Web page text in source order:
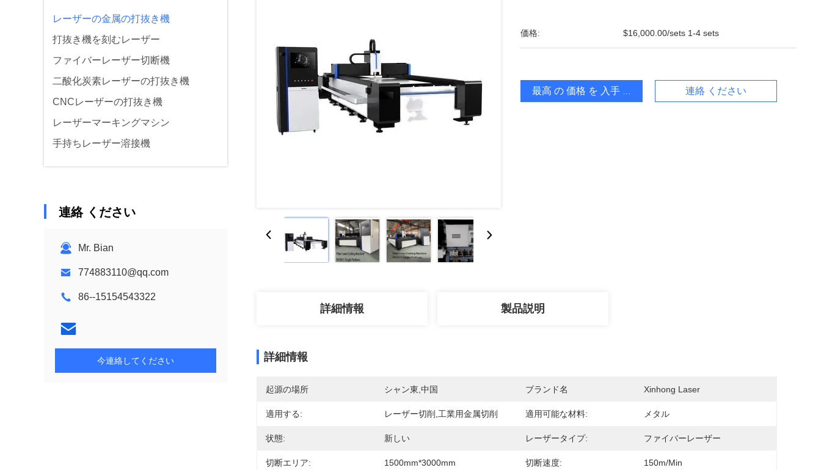
レーザーの金属の打抜き機
打抜き機を刻むレーザー
ファイバーレーザー切断機
二酸化炭素レーザーの打抜き機
CNCレーザーの打抜き機
レーザーマーキングマシン
手持ちレーザー溶接機
連絡 ください
Mr. Bian
774883110@qq.com
86--15154543322
今連絡してください
価格: $16,000.00/sets 1-4 sets
最高 の 価格 を 入手 する 連絡 ください
詳細情報 製品説明
詳細情報
起源の場所 シャン東,中国 ブランド名 Xinhong Laser
適用する: レーザー切削,工業用金属切削 適用可能な材料: メタル
状態: 新しい レーザータイプ: ファイバーレーザー
切断エリア: 1500mm*3000mm 切断速度: 150m/min